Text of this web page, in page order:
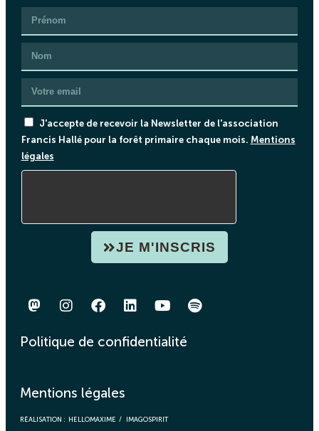
J'accepte de recevoir la Newsletter de l'association
Francis Hallé pour la forêt primaire chaque mois. Mentions
légales
JE M'INSCRIS
Politique de confidentialité
Mentions légales
RÉALISATION : HELLOMAXIME / IMAGOSPIRIT